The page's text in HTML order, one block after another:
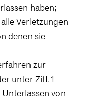
haben;
Verletzungen
denen sie
zur
unter Ziff.1
von